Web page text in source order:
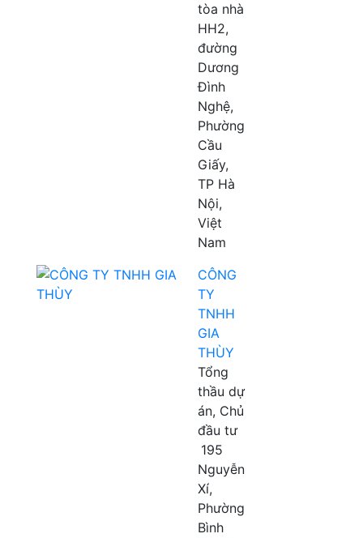
tòa nhà
HH2,
đường
Dương
Đình
Nghệ,
Phường
Cầu
Giấy,
TP Hà
Nội,
Việt
Nam
CÔNG
TY
TNHH
GIA
THÙY
Tổng
thầu dự
án, Chủ
đầu tư
195
Nguyễn
Xí,
Phường
Bình